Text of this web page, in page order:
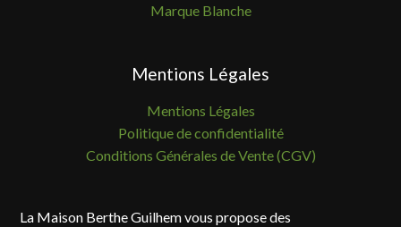
Marque Blanche
Mentions Légales
Mentions Légales
Politique de confidentialité
Conditions Générales de Vente (CGV)
La Maison Berthe Guilhem vous propose des